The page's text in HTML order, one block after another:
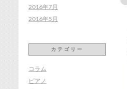
2016年7月
2016年5月
カテゴリー
コラム
ピアノ